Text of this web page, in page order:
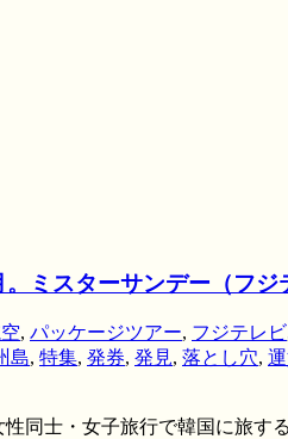
ミスターサンデー（フジ
, パッケージツアー, フジテレビ
島, 特集, 発券, 発見, 落とし穴,
同士・女子旅行で韓国に旅す